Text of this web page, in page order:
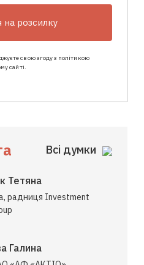
на розсилку
свою згоду з політикою
сайті.
Всі думки
Тетяна
радниця Investment
Галина